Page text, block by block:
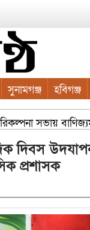
সুনামগঞ্জ হবিগঞ্জ
সভায়
দিবস
প্রশাসক